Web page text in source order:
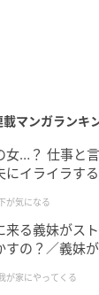
」の「8」
を「26」
載マンガランキ
女…？ 仕事と
にイライラす
が気になる
来る義妹がス
すの？／義妹
が家にやってくる